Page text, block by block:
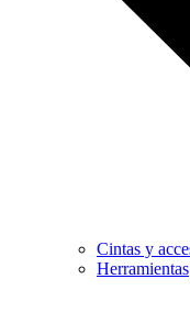
Cintas y
Herramientas